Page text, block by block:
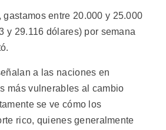
gastamos entre 20.000 y 25.000
y 29.116 dólares) por semana
a las naciones en
más vulnerables al cambio
se ve cómo los
rico, quienes generalmente